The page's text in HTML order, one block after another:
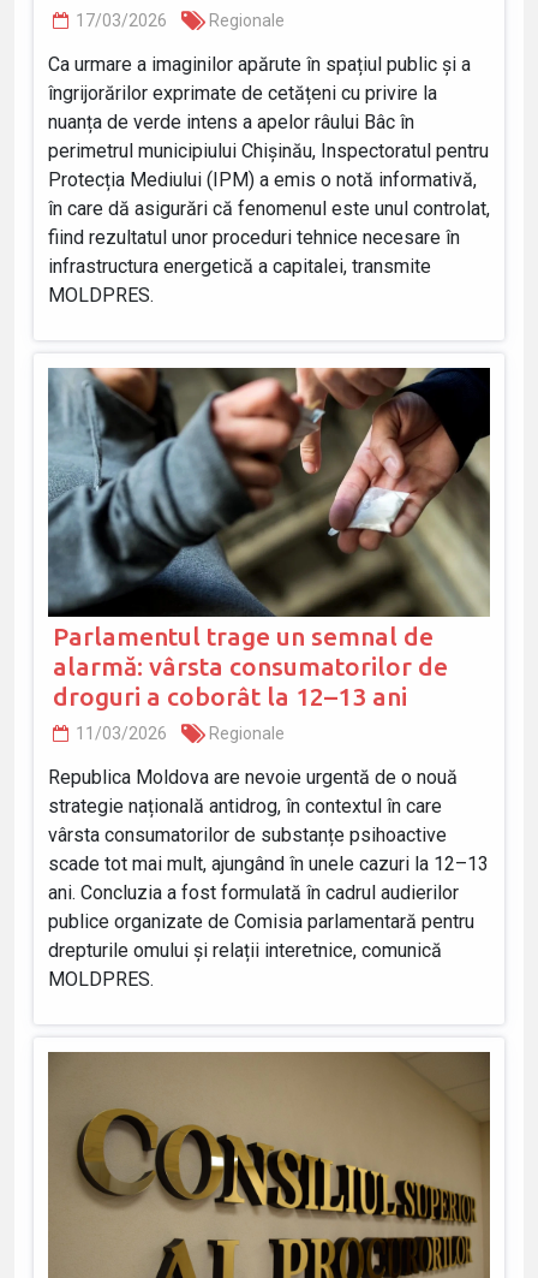
17/03/2026 Regionale
Ca urmare a imaginilor apărute în spațiul public și a
îngrijorărilor exprimate de cetățeni cu privire la
nuanța de verde intens a apelor râului Bâc în
perimetrul municipiului Chișinău, Inspectoratul pentru
Protecția Mediului (IPM) a emis o notă informativă,
în care dă asigurări că fenomenul este unul controlat,
fiind rezultatul unor proceduri tehnice necesare în
infrastructura energetică a capitalei, transmite
MOLDPRES.
Parlamentul trage un semnal de
alarmă: vârsta consumatorilor de
droguri a coborât la 12–13 ani
11/03/2026 Regionale
Republica Moldova are nevoie urgentă de o nouă
strategie națională antidrog, în contextul în care
vârsta consumatorilor de substanțe psihoactive
scade tot mai mult, ajungând în unele cazuri la 12–13
ani. Concluzia a fost formulată în cadrul audierilor
publice organizate de Comisia parlamentară pentru
drepturile omului și relații interetnice, comunică
MOLDPRES.